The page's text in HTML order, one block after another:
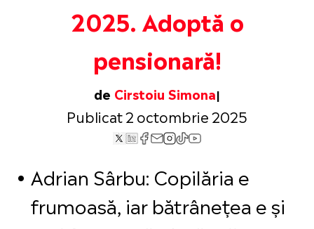
2025. Adoptă o
pensionară!
de Cirstoiu Simona
Publicat 2 octombrie 2025
Adrian Sârbu: Copilăria e
frumoasă, iar bătrânețea e și